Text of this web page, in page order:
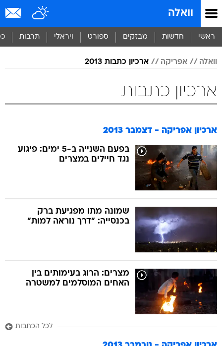
וואלה
ראשי חדשות מבזקים ספורט ויראלי תרבות
וואלה אפריקה ארכיון כתבות 2013
ארכיון כתבות
ארכיון אפריקה - דצמבר 2013
בפעם השנייה ב-5 ימים: פיגוע
נגד חיילים במצרים
שמונה מתו מפגיעת ברק
בכנסייה: "דרך נוראה למות"
מצרים: הרוג בעימותים בין
האחים המוסלמים למשטרה
לכל הכתבות